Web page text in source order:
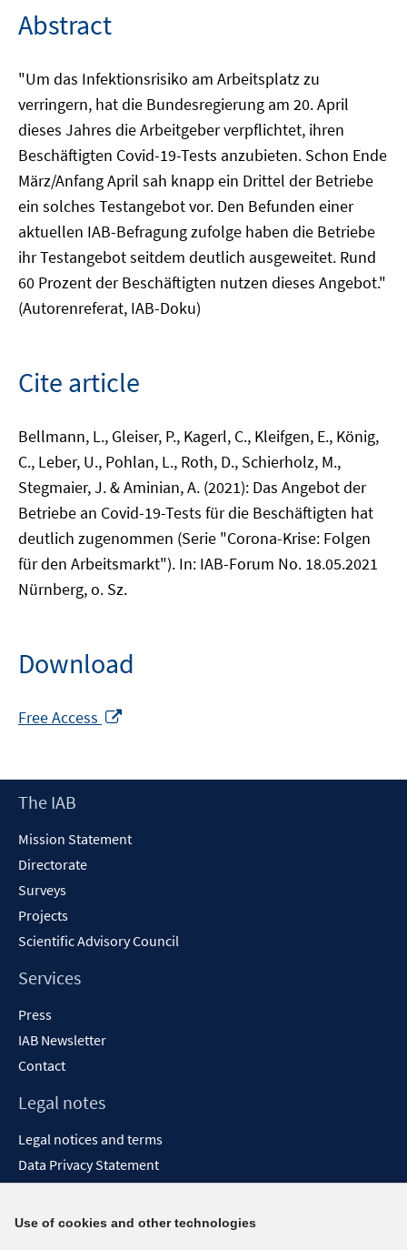
Abstract
"Um das Infektionsrisiko am Arbeitsplatz zu
verringern, hat die Bundesregierung am 20. April
dieses Jahres die Arbeitgeber verpflichtet, ihren
Beschäftigten Covid-19-Tests anzubieten. Schon Ende
März/Anfang April sah knapp ein Drittel der Betriebe
ein solches Testangebot vor. Den Befunden einer
aktuellen IAB-Befragung zufolge haben die Betriebe
ihr Testangebot seitdem deutlich ausgeweitet. Rund
60 Prozent der Beschäftigten nutzen dieses Angebot."
(Autorenreferat, IAB-Doku)
Cite article
Bellmann, L., Gleiser, P., Kagerl, C., Kleifgen, E., König,
C., Leber, U., Pohlan, L., Roth, D., Schierholz, M.,
Stegmaier, J. & Aminian, A. (2021): Das Angebot der
Betriebe an Covid-19-Tests für die Beschäftigten hat
deutlich zugenommen (Serie "Corona-Krise: Folgen
für den Arbeitsmarkt"). In: IAB-Forum No. 18.05.2021
Nürnberg, o. Sz.
Download
Free Access
new
Footer
The IAB
Mission Statement
Directorate
Surveys
Projects
Scientific Advisory Council
Services
Press
IAB Newsletter
Contact
Legal notes
Legal notices and terms
Data Privacy Statement
Report Accessibility
Use of cookies and other technologies